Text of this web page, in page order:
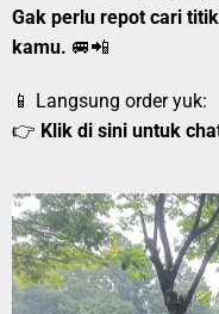
Gak perlu repot cari
kamu. 🚐📲
📱 Langsung order yuk:
👉 Klik di sini untuk